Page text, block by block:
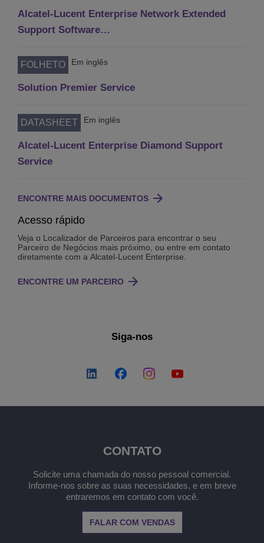
Alcatel-Lucent Enterprise Network Extended
Support Software…
FOLHETO Em inglês
Solution Premier Service
DATASHEET Em inglês
Alcatel-Lucent Enterprise Diamond Support
Service
ENCONTRE MAIS DOCUMENTOS
Acesso rápido
Veja o Localizador de Parceiros para encontrar o seu
Parceiro de Negócios mais próximo, ou entre em contato
diretamente com a Alcatel-Lucent Enterprise.
ENCONTRE UM PARCEIRO
Siga-nos
CONTATO
Solicite uma chamada do nosso pessoal comercial.
Informe-nos sobre as suas necessidades, e em breve
entraremos em contato com você.
FALAR COM VENDAS